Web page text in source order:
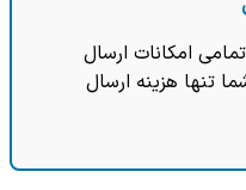
امکانات ارسال
تنها هزینه ارسال